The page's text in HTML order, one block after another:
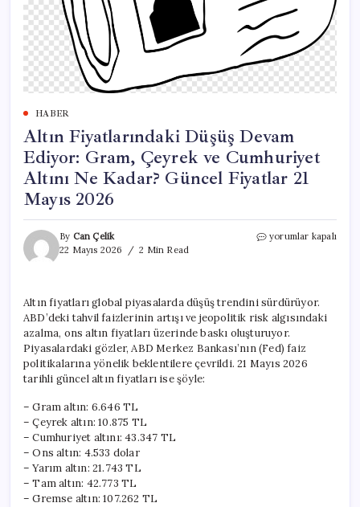
HABER
Altın Fiyatlarındaki Düşüş Devam
Ediyor: Gram, Çeyrek ve Cumhuriyet
Altını Ne Kadar? Güncel Fiyatlar 21
Mayıs 2026
By Can Çelik
22 Mayıs 2026
2 Min Read
Altın
Gram,
Çeyrek
ve
Cumhuriyet
Altını
yorumlar kapalı
Altın fiyatları global piyasalarda düşüş trendini sürdürüyor.
ABD’deki tahvil faizlerinin artışı ve jeopolitik risk algısındaki
azalma, ons altın fiyatları üzerinde baskı oluşturuyor.
Piyasalardaki gözler, ABD Merkez Bankası’nın (Fed) faiz
politikalarına yönelik beklentilere çevrildi. 21 Mayıs 2026
tarihli güncel altın fiyatları ise şöyle:
– Gram altın: 6.646 TL
– Çeyrek altın: 10.875 TL
– Cumhuriyet altını: 43.347 TL
– Ons altın: 4.533 dolar
– Yarım altın: 21.743 TL
– Tam altın: 42.773 TL
– Gremse altın: 107.262 TL